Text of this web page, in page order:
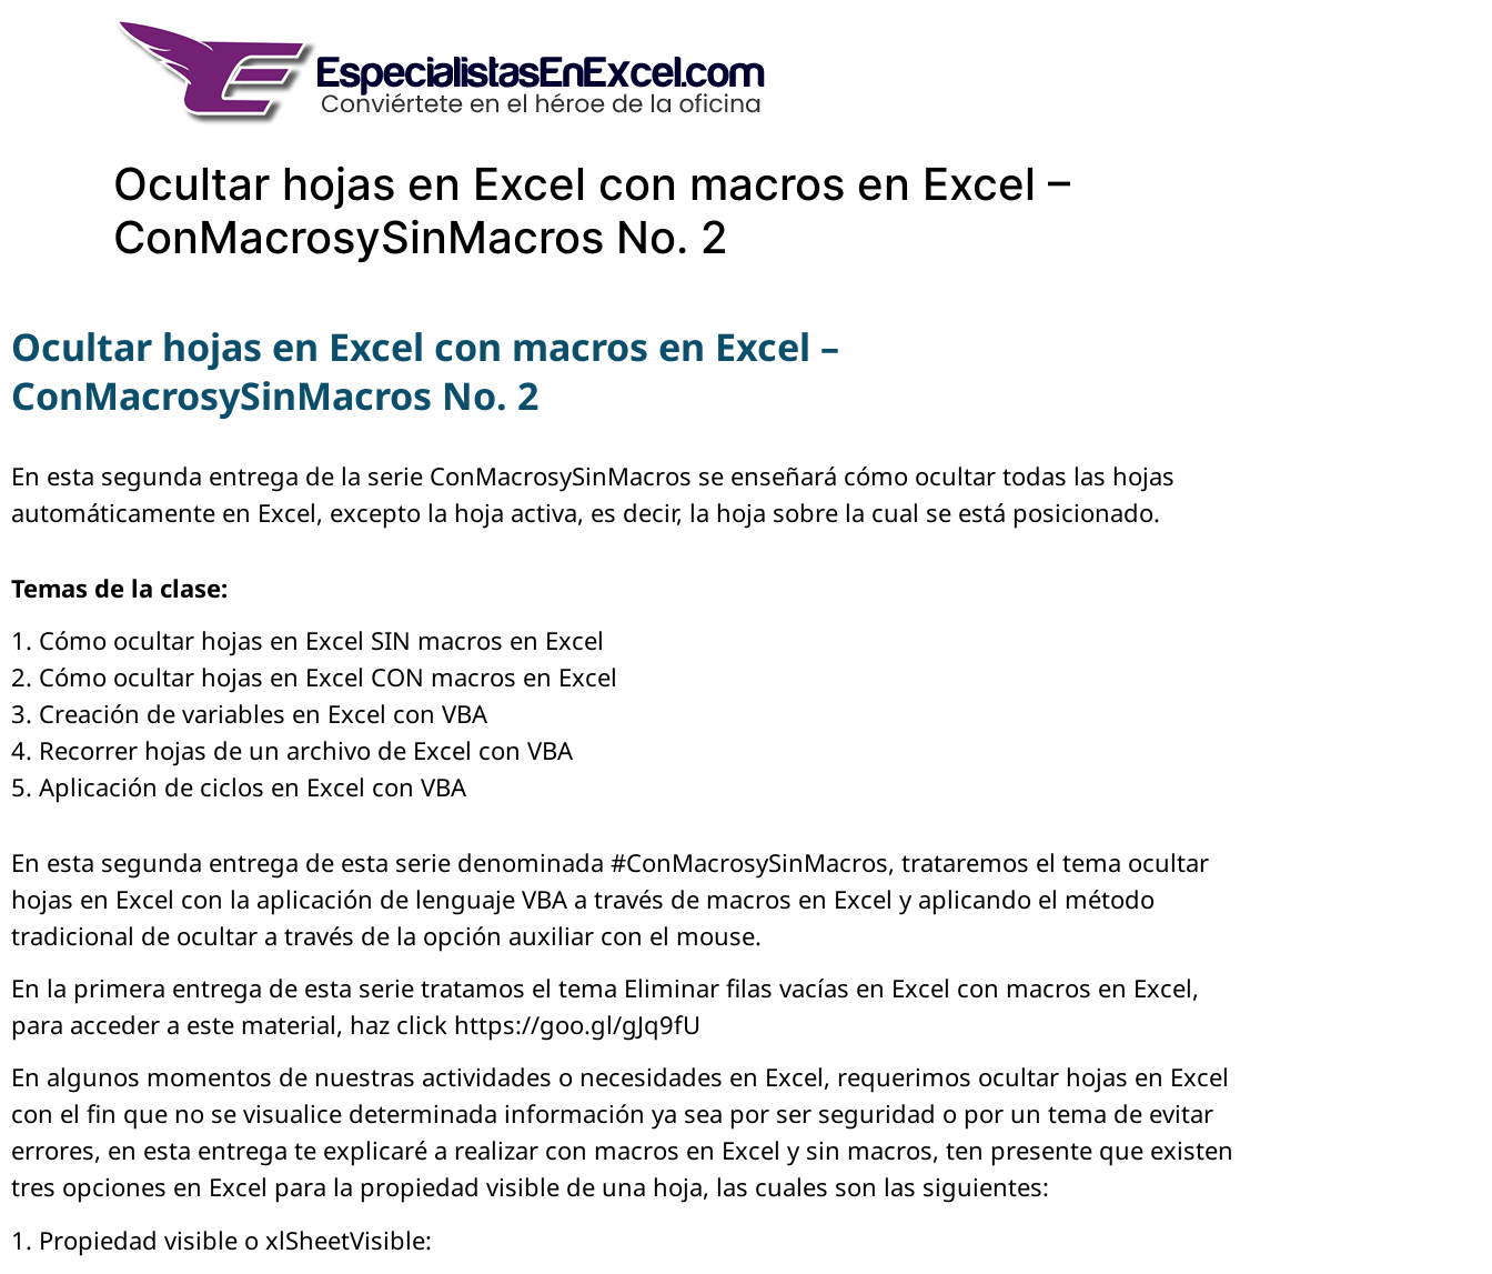
Ocultar hojas en Excel con macros en Excel –
ConMacrosySinMacros No. 2
Ocultar hojas en Excel con macros en Excel –
ConMacrosySinMacros No. 2
En esta segunda entrega de la serie ConMacrosySinMacros se enseñará cómo ocultar todas las hojas
automáticamente en Excel, excepto la hoja activa, es decir, la hoja sobre la cual se está posicionado.
Temas de la clase:
1. Cómo ocultar hojas en Excel SIN macros en Excel
2. Cómo ocultar hojas en Excel CON macros en Excel
3. Creación de variables en Excel con VBA
4. Recorrer hojas de un archivo de Excel con VBA
5. Aplicación de ciclos en Excel con VBA
En esta segunda entrega de esta serie denominada #ConMacrosySinMacros, trataremos el tema ocultar
hojas en Excel con la aplicación de lenguaje VBA a través de macros en Excel y aplicando el método
tradicional de ocultar a través de la opción auxiliar con el mouse.
En la primera entrega de esta serie tratamos el tema Eliminar filas vacías en Excel con macros en Excel,
para acceder a este material, haz click https://goo.gl/gJq9fU
En algunos momentos de nuestras actividades o necesidades en Excel, requerimos ocultar hojas en Excel
con el fin que no se visualice determinada información ya sea por ser seguridad o por un tema de evitar
errores, en esta entrega te explicaré a realizar con macros en Excel y sin macros, ten presente que existen
tres opciones en Excel para la propiedad visible de una hoja, las cuales son las siguientes:
1. Propiedad visible o xlSheetVisible: